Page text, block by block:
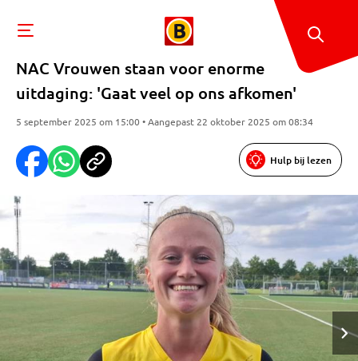
NAC Vrouwen staan voor enorme
uitdaging: 'Gaat veel op ons afkomen'
5 september 2025 om 15:00 • Aangepast 22 oktober 2025 om 08:34
Hulp bij lezen